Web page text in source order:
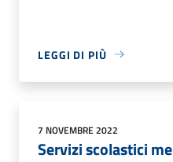
LEGGI DI PIÙ
7 NOVEMBRE 2022
Servizi scolastici